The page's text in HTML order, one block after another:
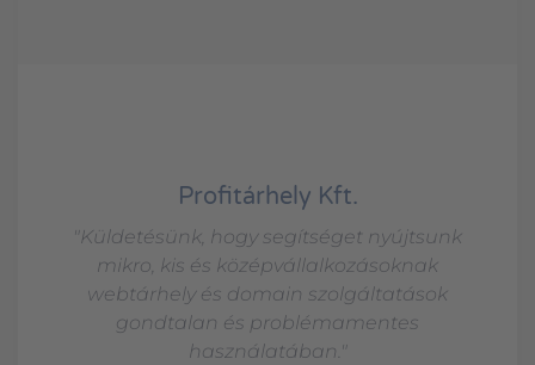
Profitárhely Kft.
"Küldetésünk, hogy segítséget nyújtsunk
mikro, kis és középvállalkozásoknak
webtárhely és domain szolgáltatások
gondtalan és problémamentes
használatában."